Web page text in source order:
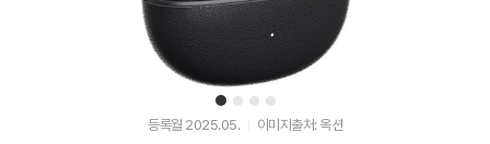
1 2 3 4
등록월 2025.05. 이미지출처: 옥션